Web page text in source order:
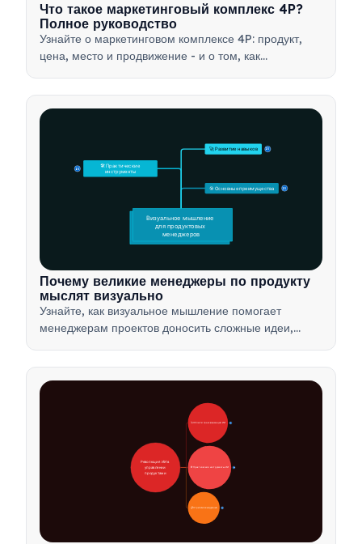
Что такое маркетинговый комплекс 4P?
Полное руководство
Узнайте о маркетинговом комплексе 4P: продукт,
цена, место и продвижение - и о том, как
🎯 Основные преимущества 15
🛠️ Практические
инструменты
15
🚀 Развитие навыков 15
Визуальное мышление
для продуктовых
менеджеров
Почему великие менеджеры по продукту
мыслят визуально
Узнайте, как визуальное мышление помогает
менеджерам проектов доносить сложные идеи,
таких методов, как ментальные карты и продуктовые
деревья.
🚀 Области трансформации ИИ
🛠️ Практические инструменты ИИ
📋 Стратегия внедрения
Революция ИИ в
управлении
продуктами